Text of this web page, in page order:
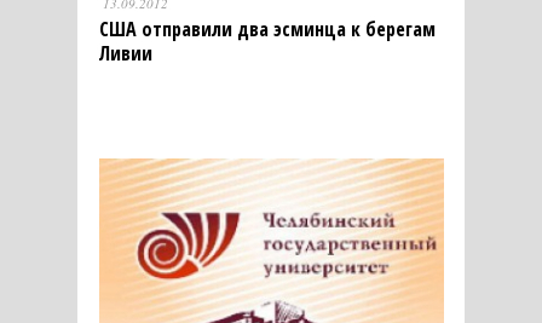
США отправили два эсминца к берегам
Ливии